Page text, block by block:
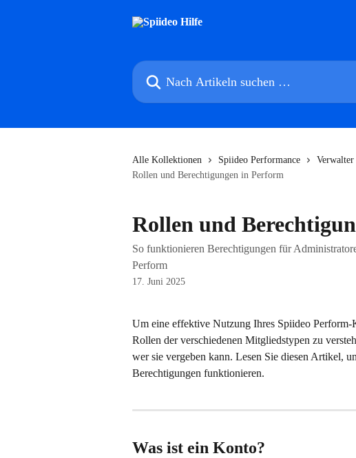
Nach Artikeln suchen …
Alle Kollektionen Spiideo Performance Verwalter
Rollen und Berechtigungen in Perform
Rollen und
So funktionieren Berechtigungen für
Perform
17. Juni 2025
Um eine effektive Nutzung Ihres Spiideo
Rollen der verschiedenen Mitgliedstypen zu
wer sie vergeben kann. Lesen Sie diesen Artikel,
Berechtigungen funktionieren.
Was ist ein Konto?